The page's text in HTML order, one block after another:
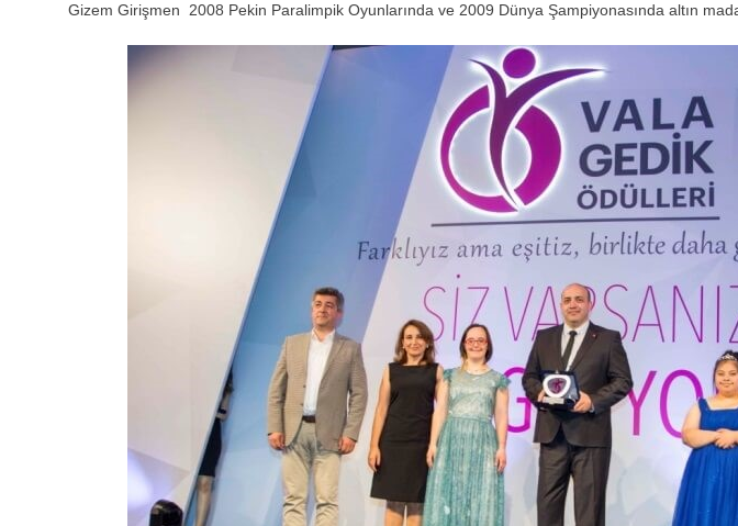
Gizem Girişmen 2008 Pekin Paralimpik Oyunlarında ve 2009 Dünya Şampiyonasında altın